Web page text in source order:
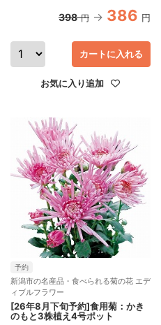
398 円 386 円
お気に入り追加
カートに入れる
予約
新潟市の名産品・食べられる菊の花 エデ
ィブルフラワー
[26年8月下旬予約]食用菊：かき
のもと3株植え4号ポット